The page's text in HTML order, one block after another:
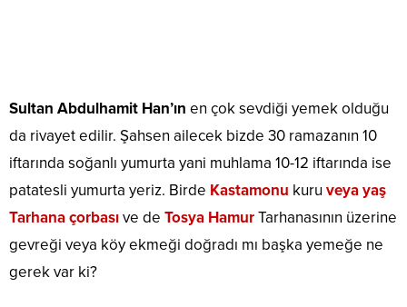
Sultan Abdulhamit Han’ın en çok sevdiği yemek olduğu
da rivayet edilir. Şahsen ailecek bizde 30 ramazanın 10
iftarında soğanlı yumurta yani muhlama 10-12 iftarında ise
patatesli yumurta yeriz. Birde Kastamonu kuru veya yaş
Tarhana çorbasıve de Tosya HamurTarhanasının üzerine
gevreği veya köy ekmeği doğradı mı başka yemeğe ne
gerek var ki?